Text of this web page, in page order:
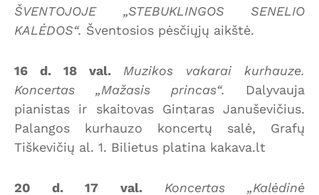
ŠVENTOJOJE „STEBUKLINGOS SENELIO
KALĖDOS“. Šventosios pėsčiųjų aikštė.
16 d. 18 val.
Muzikos vakarai kurhauze.
Koncertas „Mažasis princas“. Dalyvauja
pianistas ir skaitovas Gintaras Januševičius.
Palangos kurhauzo koncertų salė, Grafų
Tiškevičių al. 1. Bilietus platina kakava.lt
20 d. 17 val.
Koncertas „Kalėdinė